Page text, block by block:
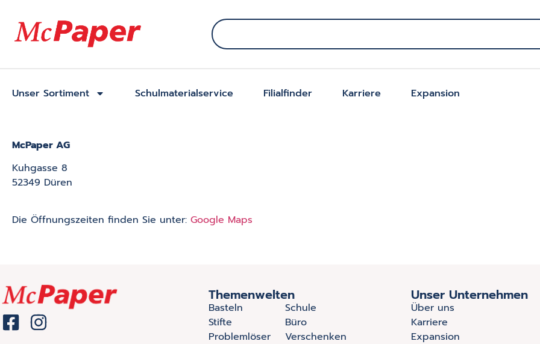
Unser Sortiment Schulmaterialservice Filialfinder Karriere Expansion
McPaper AG
Kuhgasse 8
52349 Düren
Die Öffnungszeiten finden Sie unter: Google Maps
Themenwelten
Basteln
Stifte
Problemlöser
Schule
Büro
Verschenken
Unser Unternehmen
Über uns
Karriere
Expansion